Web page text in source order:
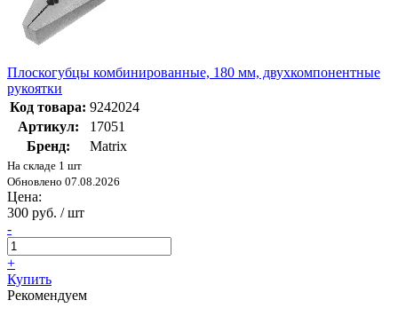
Плоскогубцы комбинированные, 180 мм, двухкомпонентные
рукоятки
Код товара: 9242024
Артикул:
17051
Бренд:
Matrix
На складе 1 шт
Обновлено 07.08.2026
Цена:
300 руб. / шт
-
+
Купить
Рекомендуем